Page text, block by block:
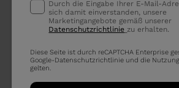
Durch die Eingabe Ihrer E-Mail-
sich damit einverstanden, unsere
Marketingangebote gemäß unserer
Datenschutzrichtlinie zu erhalten.
Diese Seite ist durch reCAPTCHA Enterprise
Google-Datenschutzrichtlinie und die
gelten.